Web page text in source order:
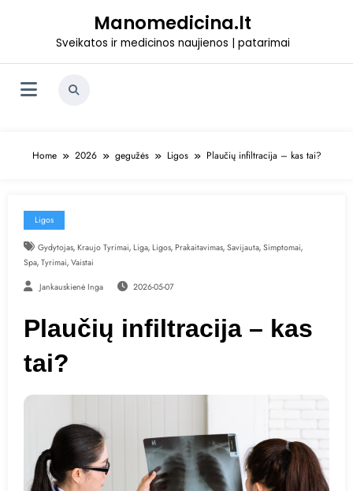
Manomedicina.lt
Sveikatos ir medicinos naujienos | patarimai
Home 2026 gegužės Ligos Plaučių infiltracija – kas tai?
Ligos
Gydytojas, Kraujo Tyrimai, Liga, Ligos, Prakaitavimas, Savijauta, Simptomai,
Spa, Tyrimai, Vaistai
Jankauskienė Inga 2026-05-07
Plaučių infiltracija – kas
tai?